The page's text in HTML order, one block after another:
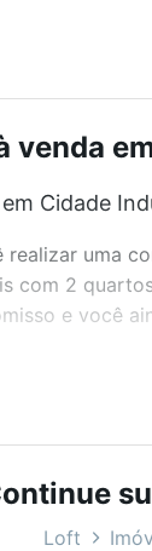
venda
Cidade
uma
2
e você
e até
o preço,
MG
Loft